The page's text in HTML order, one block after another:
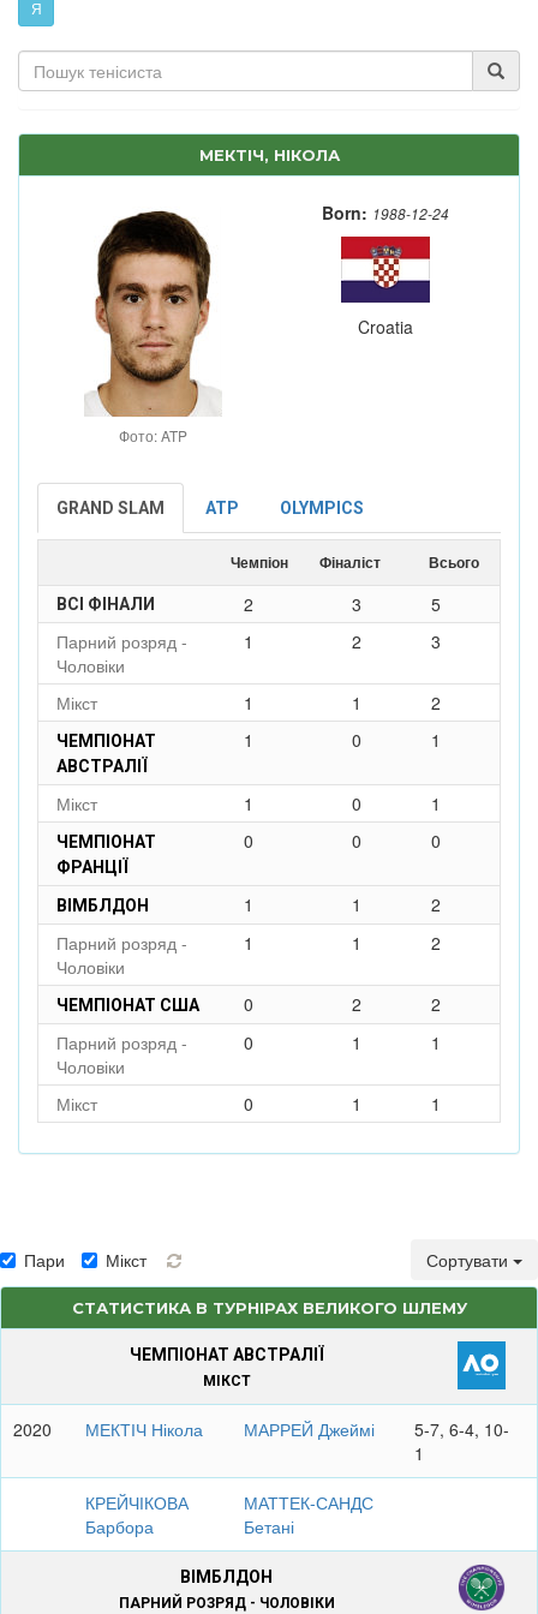
Я
МЕКТІЧ, НІКОЛА
Фото: ATP
Born: 1988-12-24
Croatia
GRAND SLAM ATP OLYMPICS
Чемпіон Фіналіст Всього
ВСІ ФІНАЛИ 2 3
5
Парний розряд -
Чоловіки
1 2 3
Мікст 1 1 2
ЧЕМПІОНАТ
АВСТРАЛІЇ
1 0 1
Мікст 1 0 1
ЧЕМПІОНАТ
ФРАНЦІЇ
0 0 0
ВІМБЛДОН 1 1
2
Парний розряд -
Чоловіки
1 1 2
ЧЕМПІОНАТ США 0 2
2
Парний розряд -
Чоловіки
0 1 1
Мікст 0 1 1
Пари Мікст Сортувати
СТАТИСТИКА В ТУРНІРАХ ВЕЛИКОГО ШЛЕМУ
ЧЕМПІОНАТ АВСТРАЛІЇ
МІКСТ
2020 МЕКТІЧ Нікола МАРРЕЙ Джеймі
5-7, 6-4, 10-
1
КРЕЙЧІКОВА
Барбора
МАТТЕК-САНДС
Бетані
ВІМБЛДОН
ПАРНИЙ РОЗРЯД - ЧОЛОВІКИ